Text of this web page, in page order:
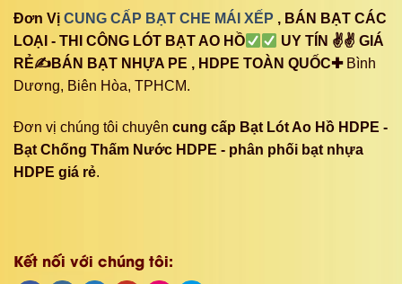
Đơn Vị CUNG CẤP BẠT CHE MÁI XẾP , BÁN BẠT CÁC
LOẠI - THI CÔNG LÓT BẠT AO HỒ
UY TÍN ✌✌ GIÁ
RẺ✍BÁN BẠT NHỰA PE , HDPE TOÀN QUỐC✚Bình
Dương, Biên Hòa, TPHCM.
Đơn vị chúng tôi chuyên cung cấp Bạt Lót Ao Hồ HDPE -
Bạt Chống Thấm Nước HDPE - phân phối bạt nhựa
HDPE giá rẻ.
Kết nối với chúng tôi: